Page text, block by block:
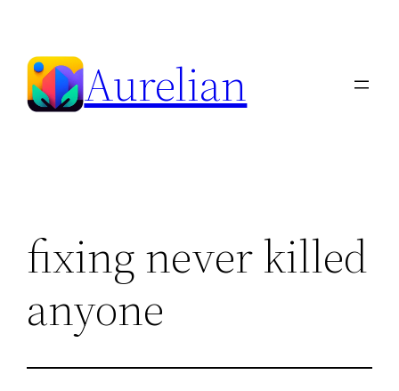
content
Aurelian
fixing never killed
anyone